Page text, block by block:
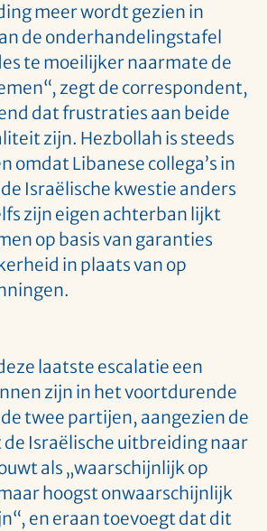
meer wordt gezien in
de onderhandelingstafel
te moeilijker naarmate de
zegt de correspondent,
dat frustraties aan beide
zijn. Hezbollah is steeds
omdat Libanese collega’s in
Israëlische kwestie anders
zijn eigen achterban lijkt
op basis van garanties
in plaats van op
laatste escalatie een
zijn in het voortdurende
twee partijen, aangezien de
Israëlische uitbreiding naar
als „waarschijnlijk op
hoogst onwaarschijnlijk
en eraan toevoegt dat dit